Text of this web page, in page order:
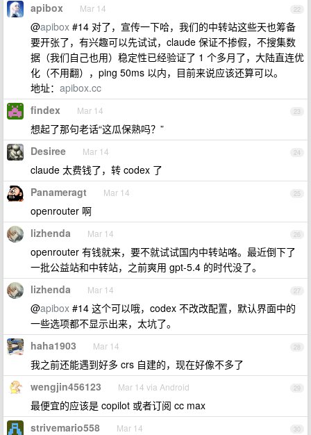
22
apibox Mar 14
@apibox #14 对了，宣传一下哈，我们的中转站这些天也筹备
要开张了，有兴趣可以先试试，claude 保证不掺假，不搜集数
据（我们自己也用）稳定性已经验证了 1 个多月了，大陆直连优
化（不用翻），ping 50ms 以内，目前来说应该还算可以。
地址： apibox.cc
23
findex Mar 14
想起了那句老话“这瓜保熟吗？”
24
Desiree Mar 14
claude 太费钱了，转 codex 了
25
Panameragt Mar 14
openrouter 啊
26
lizhenda Mar 14
openrouter 有钱就来，要不就试试国内中转站咯。最近倒下了
一批公益站和中转站，之前爽用 gpt-5.4 的时代没了。
27
lizhenda Mar 14
@apibox #14 这个可以哦，codex 不改改配置，默认界面中的
一些选项都不显示出来，太坑了。
28
haha1903 Mar 14
我之前还能遇到好多 crs 自建的，现在好像不多了
29
wengjin456123 Mar 14 via Android
最便宜的应该是 copilot 或者订阅 cc max
30
strivemario558 Mar 14